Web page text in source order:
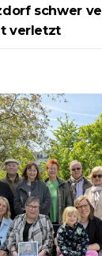
schwer
verletzt